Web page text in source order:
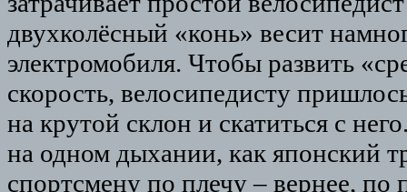
двухколёсный «конь» весит
электромобиля. Чтобы развить
скорость, велосипедисту
на крутой склон и скатиться с
на одном дыхании, как японский
спортсмену по плечу – вернее,